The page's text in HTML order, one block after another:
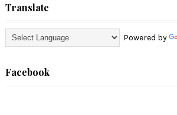
Translate
Powered by
Facebook